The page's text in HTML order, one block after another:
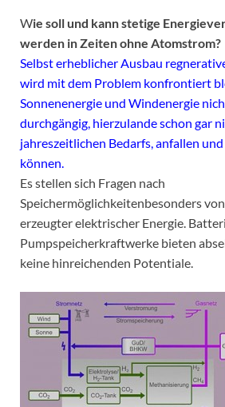
Wie soll und kann stetige
werden in Zeiten ohne Atomstrom?
Selbst erheblicher Ausbau
wird mit dem Problem konfrontiert
Sonnenenergie und Windenergie
durchgängig, hierzulande schon gar
jahreszeitlichen Bedarfs, anfallen
können.
Es stellen sich Fragen nach
Speichermöglichkeitenbesonders
erzeugter elektrischer Energie.
Pumpspeicherkraftwerke bieten
keine hinreichenden Potentiale.